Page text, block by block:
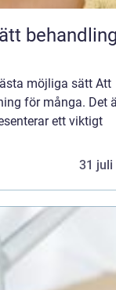
möjliga sätt Att
för många. Det
ett viktigt
31 juli